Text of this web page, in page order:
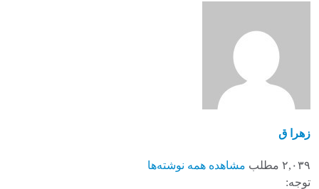
زهرا ق
۲,۰۳۹ مطلب
مشاهده همه نوشته‌ها
توجه: